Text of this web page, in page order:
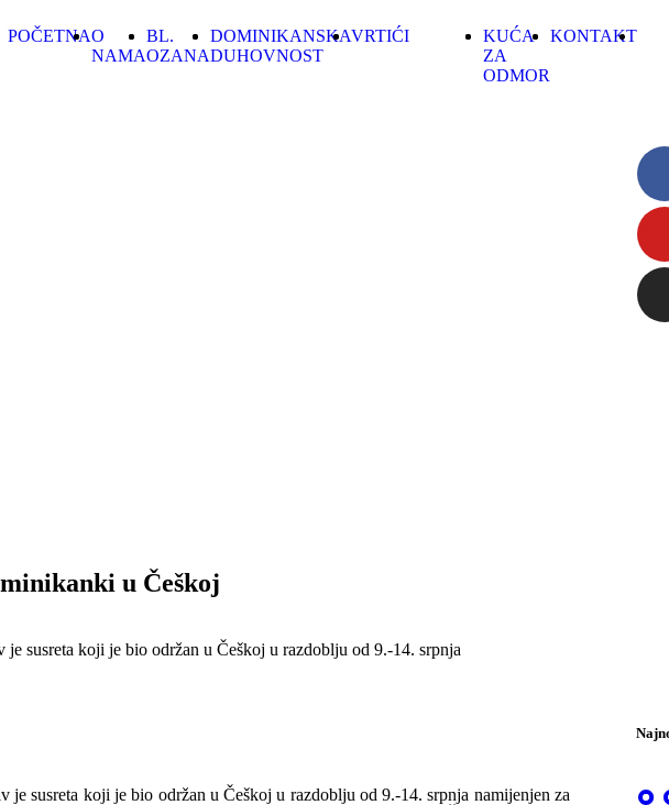
POČETNAO
NAMA
BL.
OZANA
DOMINIKANSKA
DUHOVNOST
VRTIĆI
KUĆA
ZA
ODMOR
KONTAKT
u Češkoj
je susreta koji je bio održan u Češkoj u razdoblju od 9.-14. srpnja
je susreta koji je bio održan u Češkoj u razdoblju od 9.-14. srpnja namijenjen za